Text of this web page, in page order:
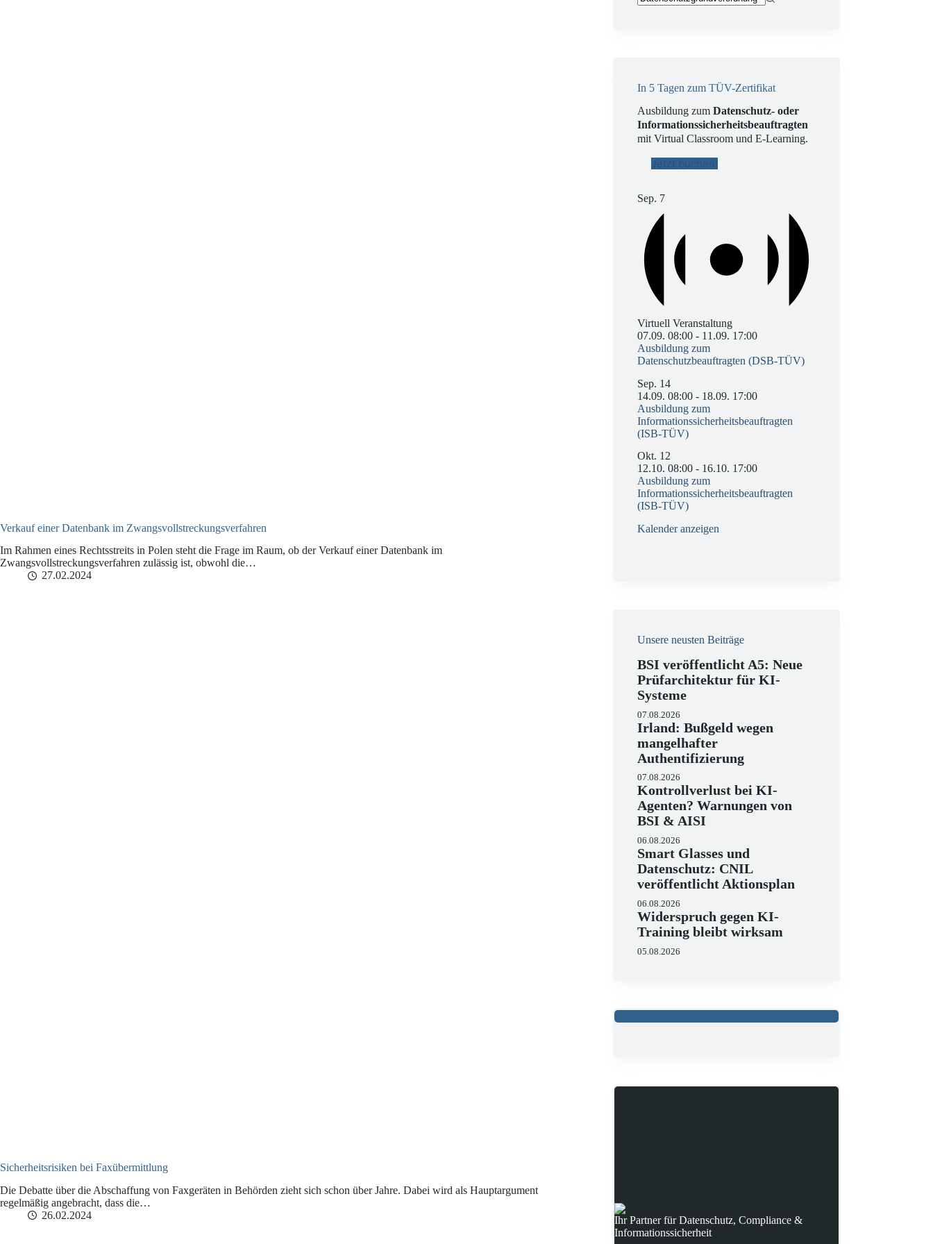
Verkauf einer Datenbank im Zwangsvollstreckungsverfahren
Im Rahmen eines Rechtsstreits in Polen steht die Frage im Raum, ob der Verkauf einer Datenbank im
Zwangsvollstreckungsverfahren zulässig ist, obwohl die…
27.02.2024
Sicherheitsrisiken bei Faxübermittlung
Die Debatte über die Abschaffung von Faxgeräten in Behörden zieht sich schon über Jahre. Dabei wird als Hauptargument
regelmäßig angebracht, dass die…
26.02.2024
In 5 Tagen zum TÜV-Zertifikat
Ausbildung zumDatenschutz- oder
Informationssicherheitsbeauftragten
mit Virtual Classroom und E-Learning.
Jetzt buchen!
Sep. 7
Virtuell Veranstaltung
07.09. 08:00 - 11.09. 17:00
Ausbildung zum
Datenschutzbeauftragten (DSB-TÜV)
Sep. 14
14.09. 08:00 - 18.09. 17:00
Ausbildung zum
Informationssicherheitsbeauftragten
(ISB-TÜV)
Okt. 12
12.10. 08:00 - 16.10. 17:00
Ausbildung zum
Informationssicherheitsbeauftragten
(ISB-TÜV)
Kalender anzeigen
Unsere neusten Beiträge
BSI veröffentlicht A5: Neue
Prüfarchitektur für KI-
Systeme
07.08.2026
Irland: Bußgeld wegen
mangelhafter
Authentifizierung
07.08.2026
Kontrollverlust bei KI-
Agenten? Warnungen von
BSI & AISI
06.08.2026
Smart Glasses und
Datenschutz: CNIL
veröffentlicht Aktionsplan
06.08.2026
Widerspruch gegen KI-
Training bleibt wirksam
05.08.2026
Ihr Partner für Datenschutz, Compliance &
Informationssicherheit